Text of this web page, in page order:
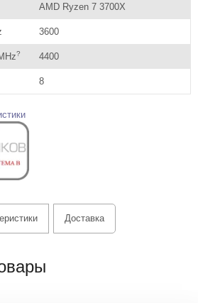
AMD Ryzen 7 3700X
3600
? 4400
8
Доставка